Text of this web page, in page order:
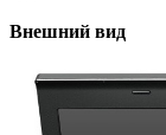
Внешний вид